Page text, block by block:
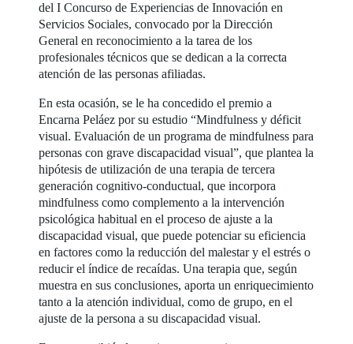
del I Concurso de Experiencias de Innovación en
Servicios Sociales, convocado por la Dirección
General en reconocimiento a la tarea de los
profesionales técnicos que se dedican a la correcta
atención de las personas afiliadas.
En esta ocasión, se le ha concedido el premio a
Encarna Peláez por su estudio “Mindfulness y déficit
visual. Evaluación de un programa de mindfulness para
personas con grave discapacidad visual”, que plantea la
hipótesis de utilización de una terapia de tercera
generación cognitivo-conductual, que incorpora
mindfulness como complemento a la intervención
psicológica habitual en el proceso de ajuste a la
discapacidad visual, que puede potenciar su eficiencia
en factores como la reducción del malestar y el estrés o
reducir el índice de recaídas. Una terapia que, según
muestra en sus conclusiones, aporta un enriquecimiento
tanto a la atención individual, como de grupo, en el
ajuste de la persona a su discapacidad visual.